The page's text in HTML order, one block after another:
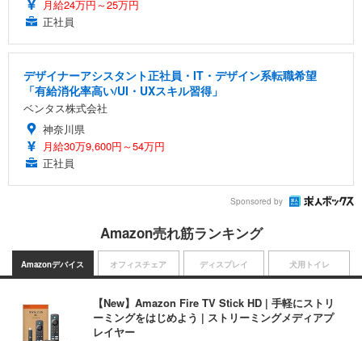
月給24万円～25万円
正社員
デザイナーアシスタント正社員・IT・デザイン系転職希望
「有給消化率高い/UI・UXスキル習得」
ベンタス株式会社
神奈川県
月給30万9,600円～54万円
正社員
Sponsored by
Amazon売れ筋ランキング
Amazonデバイス
【New】Amazon Fire TV Stick HD | 手軽にストリ
ーミングをはじめよう | ストリーミングメディアプ
レイヤー
オフィスチェア ディスプレイ 犬用トイレ